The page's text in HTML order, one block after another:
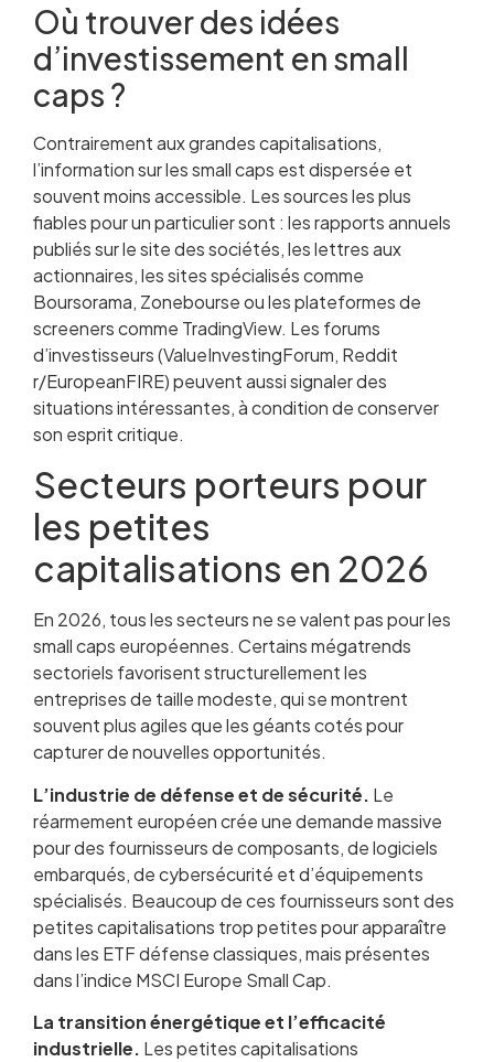
Où trouver des idées
d’investissement en small
caps ?
Contrairement aux grandes capitalisations,
l’information sur les small caps est dispersée et
souvent moins accessible. Les sources les plus
fiables pour un particulier sont : les rapports annuels
publiés sur le site des sociétés, les lettres aux
actionnaires, les sites spécialisés comme
Boursorama, Zonebourse ou les plateformes de
screeners comme TradingView. Les forums
d’investisseurs (ValueInvestingForum, Reddit
r/EuropeanFIRE) peuvent aussi signaler des
situations intéressantes, à condition de conserver
son esprit critique.
Secteurs porteurs pour
les petites
capitalisations en 2026
En 2026, tous les secteurs ne se valent pas pour les
small caps européennes. Certains mégatrends
sectoriels favorisent structurellement les
entreprises de taille modeste, qui se montrent
souvent plus agiles que les géants cotés pour
capturer de nouvelles opportunités.
L’industrie de défense et de sécurité. Le
réarmement européen crée une demande massive
pour des fournisseurs de composants, de logiciels
embarqués, de cybersécurité et d’équipements
spécialisés. Beaucoup de ces fournisseurs sont des
petites capitalisations trop petites pour apparaître
dans les ETF défense classiques, mais présentes
dans l’indice MSCI Europe Small Cap.
La transition énergétique et l’efficacité
industrielle. Les petites capitalisations